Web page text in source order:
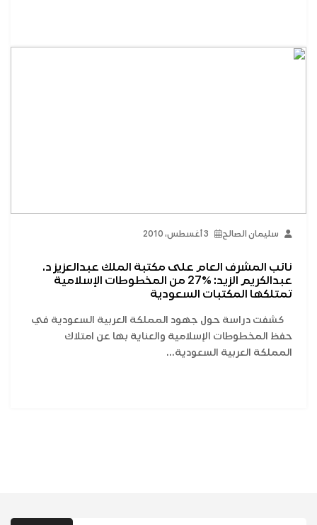
سليمان الصالح 3 أغسطس، 2010
نائب المشرف العام على مكتبة الملك عبدالعزيز د.
عبدالكريم الزيد: ٪27 من المخطوطات الإسلامية
تمتلكها المكتبات السعودية
كشفت دراسة حول جهود المملكة العربية السعودية في
حفظ المخطوطات الإسلامية والعناية بها عن امتلاك
المملكة العربية السعودية...